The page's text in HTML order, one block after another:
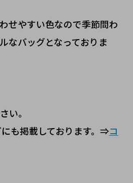
せやすい色なので季節問わ
なバッグとなっておりま
い。
も掲載しております。⇒コ